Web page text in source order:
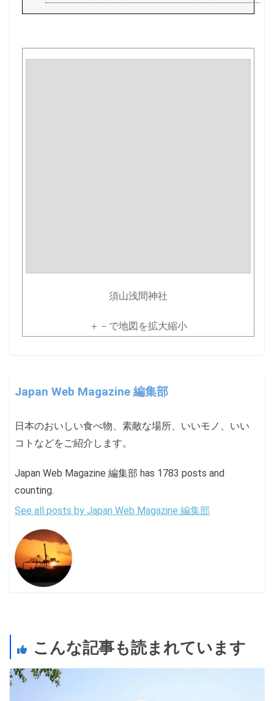
須山浅間神社
＋－で地図を拡大縮小
Japan Web Magazine 編集部
日本のおいしい食べ物、素敵な場所、いいモノ、いい
コトなどをご紹介します。
Japan Web Magazine 編集部 has 1783 posts and
counting.
See all posts by Japan Web Magazine 編集部
こんな記事も読まれています